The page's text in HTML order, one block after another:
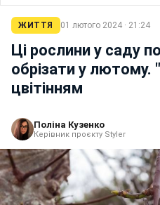
ЖИТТЯ 01 лютого 2024 · 21:24
Ці рослини у саду
обрізати у лютому.
цвітінням
Поліна Кузенко
Керівник проєкту Styler